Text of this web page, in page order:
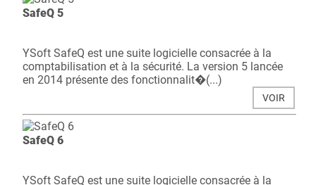
SafeQ 5
YSoft SafeQ est une suite logicielle consacrée à la
comptabilisation et à la sécurité. La version 5 lancée
en 2014 présente des fonctionnalit�(...)
VOIR
SafeQ 6
YSoft SafeQ est une suite logicielle consacrée à la